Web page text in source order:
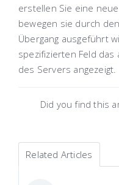
erstellen Sie eine
bewegen sie durch
Übergang ausgeführt
spezifizierten Feld das
des Servers angezeigt.
Did you find this
Related Articles